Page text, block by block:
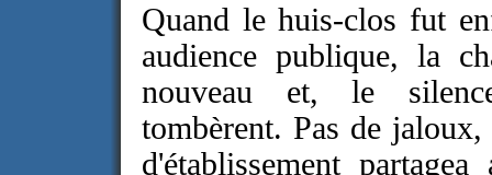
Quand le huis-clos fut
audience publique, la
nouveau et, le
tombèrent. Pas de
d'établissement